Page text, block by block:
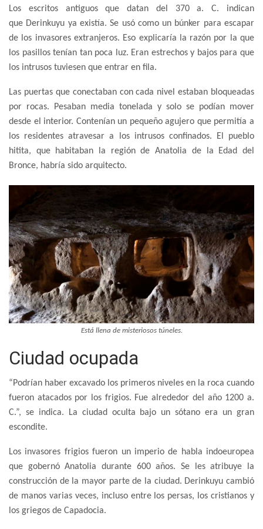
Los escritos antiguos que datan del 370 a. C. indican
que Derinkuyu ya existía. Se usó como un búnker para escapar
de los invasores extranjeros. Eso explicaría la razón por la que
los pasillos tenían tan poca luz. Eran estrechos y bajos para que
los intrusos tuviesen que entrar en fila.
Las puertas que conectaban con cada nivel estaban bloqueadas
por rocas. Pesaban media tonelada y solo se podían mover
desde el interior. Contenían un pequeño agujero que permitía a
los residentes atravesar a los intrusos confinados. El pueblo
hitita, que habitaban la región de Anatolia de la Edad del
Bronce, habría sido arquitecto.
Está llena de misteriosos túneles.
Ciudad ocupada
“Podrían haber excavado los primeros niveles en la roca cuando
fueron atacados por los frigios. Fue alrededor del año 1200 a.
C.”, se indica. La ciudad oculta bajo un sótano era un gran
escondite.
Los invasores frigios fueron un imperio de habla indoeuropea
que gobernó Anatolia durante 600 años. Se les atribuye la
construcción de la mayor parte de la ciudad. Derinkuyu cambió
de manos varias veces, incluso entre los persas, los cristianos y
los griegos de Capadocia.